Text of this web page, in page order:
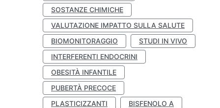
SOSTANZE CHIMICHE
VALUTAZIONE IMPATTO SULLA SALUTE
BIOMONITORAGGIO
STUDI IN VIVO
INTERFERENTI ENDOCRINI
OBESITÀ INFANTILE
PUBERTÀ PRECOCE
PLASTICIZZANTI
BISFENOLO A